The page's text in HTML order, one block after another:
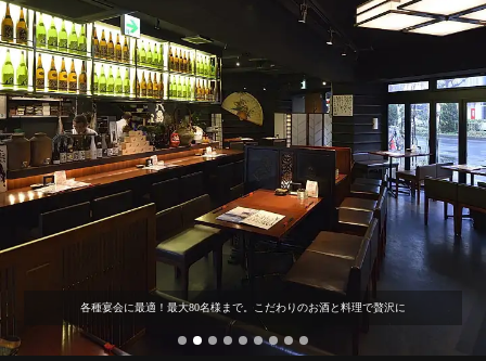
各種宴会に最適！最大80名様まで。こだわりのお酒と料理で贅沢に